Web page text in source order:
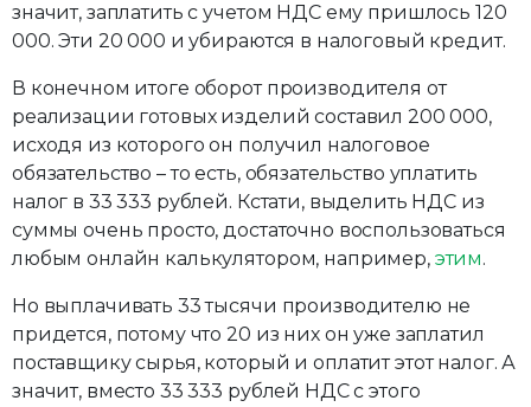
значит, заплатить с учетом НДС ему пришлось 120
000. Эти 20 000 и убираются в налоговый кредит.
В конечном итоге оборот производителя от
реализации готовых изделий составил 200 000,
исходя из которого он получил налоговое
обязательство – то есть, обязательство уплатить
налог в 33 333 рублей. Кстати, выделить НДС из
суммы очень просто, достаточно воспользоваться
любым онлайн калькулятором, например, этим.
Но выплачивать 33 тысячи производителю не
придется, потому что 20 из них он уже заплатил
поставщику сырья, который и оплатит этот налог. А
значит, вместо 33 333 рублей НДС с этого